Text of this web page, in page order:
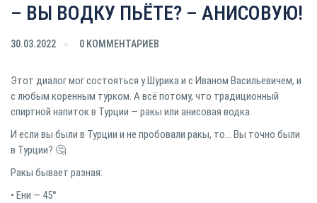
– ВЫ ВОДКУ ПЬЁТЕ? – АНИСОВУЮ!
30.03.2022 0 КОММЕНТАРИЕВ
Этот диалог мог состояться у Шурика и с Иваном Васильевичем, и
с любым коренным турком. А всё потому, что традиционный
спиртной напиток в Турции — ракы или анисовая водка.
И если вы были в Турции и не пробовали ракы, то… Вы точно были
в Турции? 🤔
Ракы бывает разная:
• Ени — 45°